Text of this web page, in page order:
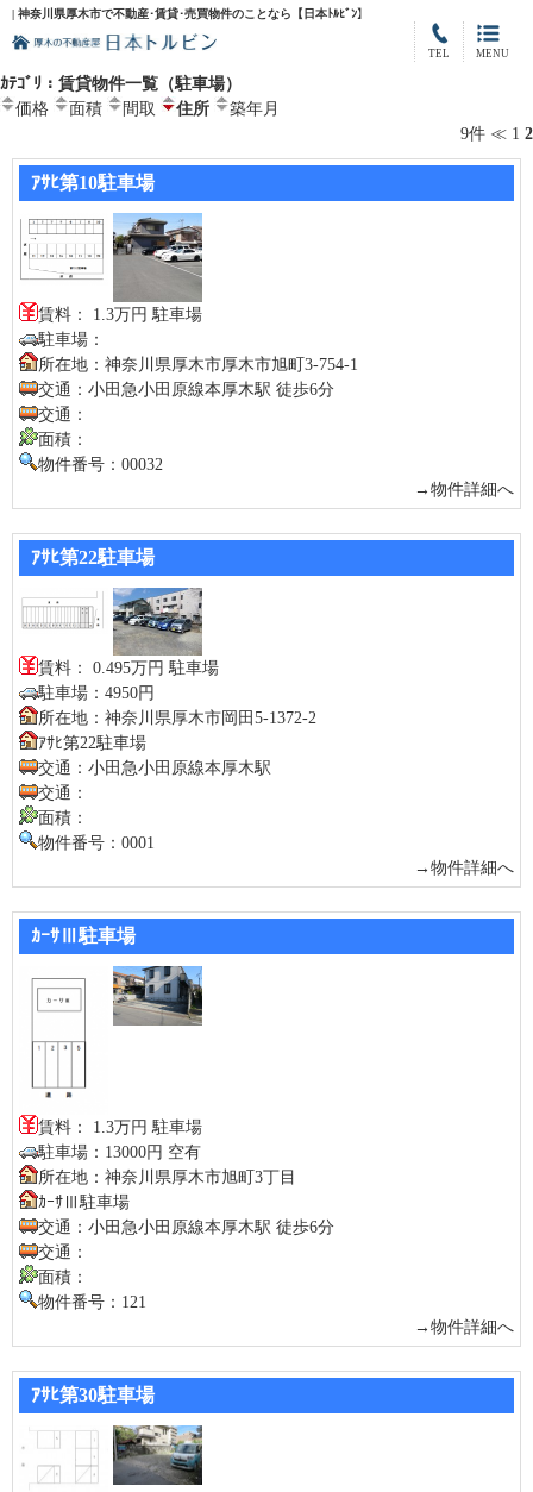
| 神奈川県厚木市で不動産･賃貸･売買物件のことなら【日本ﾄﾙﾋﾞﾝ】
MENU
TEL
ｶﾃｺﾞﾘ：賃貸物件一覧（駐車場）
価格
面積 間取 住所
築年月
9件 ≪ 1 2
ｱｻﾋ第10駐車場
賃料： 1.3万円 駐車場
駐車場：
所在地：神奈川県厚木市厚木市旭町3-754-1
交通：小田急小田原線本厚木駅 徒歩6分
交通：
面積：
物件番号：00032
→物件詳細へ
ｱｻﾋ第22駐車場
賃料： 0.495万円 駐車場
駐車場：4950円
所在地：神奈川県厚木市岡田5-1372-2
ｱｻﾋ第22駐車場
交通：小田急小田原線本厚木駅
交通：
面積：
物件番号：0001
→物件詳細へ
ｶｰｻⅢ駐車場
賃料： 1.3万円 駐車場
駐車場：13000円 空有
所在地：神奈川県厚木市旭町3丁目
ｶｰｻⅢ駐車場
交通：小田急小田原線本厚木駅 徒歩6分
交通：
面積：
物件番号：121
→物件詳細へ
ｱｻﾋ第30駐車場